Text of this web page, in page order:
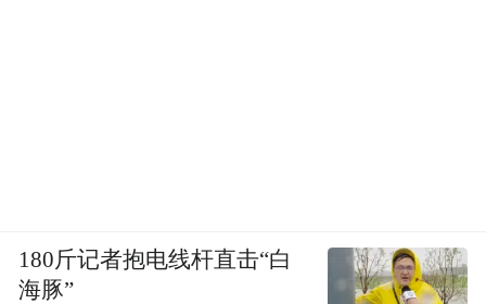
180斤记者抱电线杆直击“白
海豚”